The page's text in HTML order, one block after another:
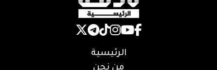
الرئيسية
من نحن